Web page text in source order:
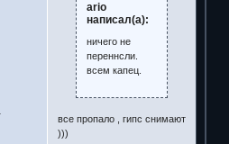
ario
написал(а):
ничего не
переннсли.
всем капец.
все пропало , гипс снимают
)))